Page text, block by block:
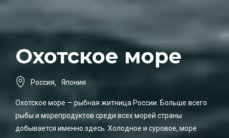
Охотское море
Россия, Япония
Охотское море — рыбная житница России. Больше всего
рыбы и морепродуктов среди всех морей страны
добывается именно здесь. Холодное и суровое, море